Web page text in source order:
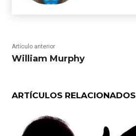
Artículo anterior
William Murphy
ARTÍCULOS RELACIONADOS